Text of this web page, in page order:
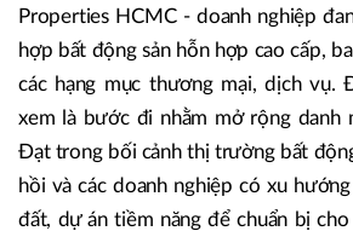
Properties HCMC - doanh nghiệp
hợp bất động sản hỗn hợp cao cấp,
các hạng mục thương mại, dịch vụ.
xem là bước đi nhằm mở rộng danh
Đạt trong bối cảnh thị trường bất
hồi và các doanh nghiệp có xu
đất, dự án tiềm năng để chuẩn bị